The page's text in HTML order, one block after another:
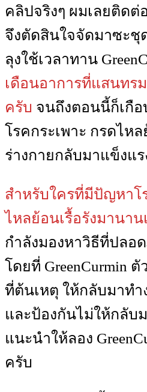
คลิปจริงๆ ผมเลยติดต่
จึงตัดสินใจจัดมาซะชุ
ลุงใช้เวลาทาน
เดือนอาการที่แสนทร
ครับ จนถึงตอนนี้ก็เกือ
โรคกระเพาะ กรดไห
ร่างกายกลับมาแข็งแ
สำหรับใครที่มีปัญหาโ
ไหลย้อนเรื้อรังมานาน
กำลังมองหาวิธีที่ปลอ
โดยที่ GreenCurmin
ที่ต้นเหตุ ให้กลับมาทำ
และป้องกันไม่ให้กลับ
แนะนำให้ลอง
ครับ